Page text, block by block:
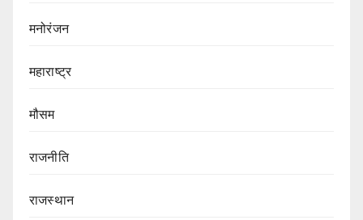
मनोरंजन
महाराष्ट्र
मौसम
राजनीति
राजस्थान